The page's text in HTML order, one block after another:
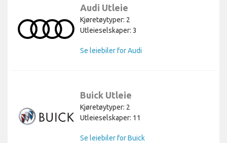
Audi Utleie
Kjøretøytyper: 2
Utleieselskaper: 3
Se leiebiler for Audi
Buick Utleie
Kjøretøytyper: 2
Utleieselskaper: 11
Se leiebiler for Buick